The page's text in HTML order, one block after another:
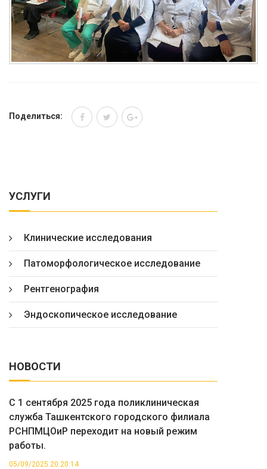
Поделиться:
УСЛУГИ
Клинические исследования
Патоморфологическое исследование
Рентгенография
Эндоскопическое исследование
НОВОСТИ
С 1 сентября 2025 года поликлиническая
служба Ташкентского городского филиала
РСНПМЦОиР переходит на новый режим
работы.
05/09/2025 20:20:14